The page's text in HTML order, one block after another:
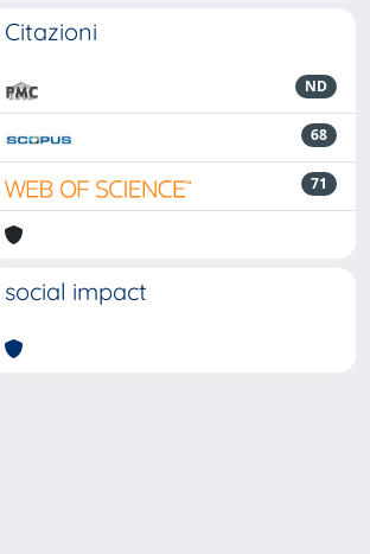
Citazioni
ND
68
71
social impact